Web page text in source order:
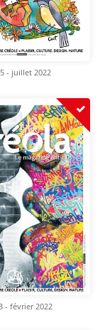
- juillet 2022
- février 2022